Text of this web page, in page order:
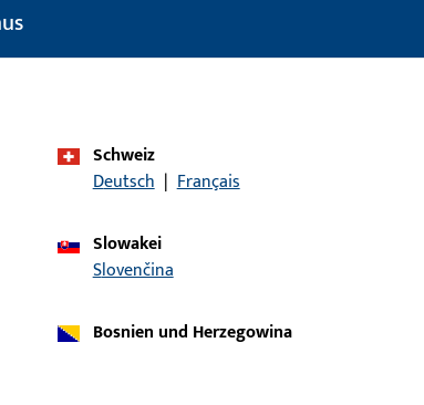
VK8 LG100 ZN
VK8 LG115 ZN
Schweiz
Deutsch | Français
Slowakei
Slovenčina
Bosnien und Herzegowina